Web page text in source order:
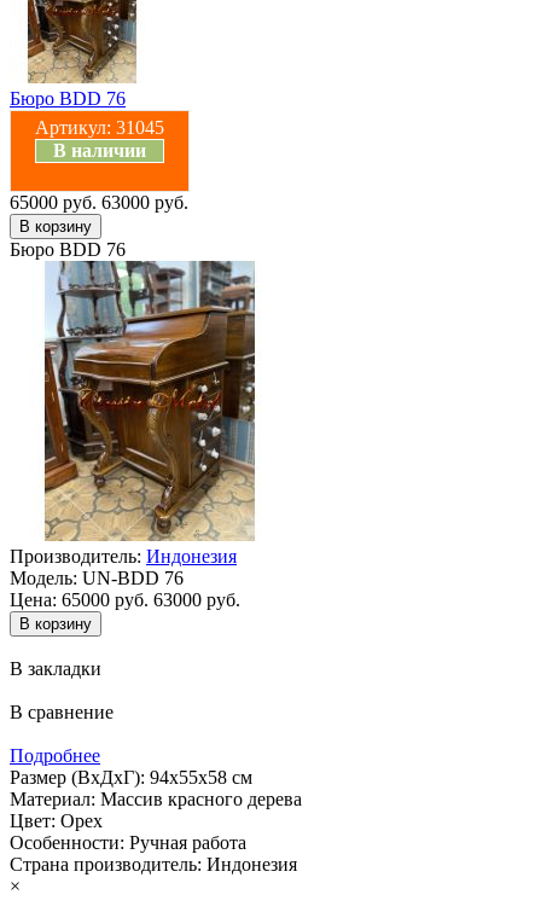
Бюро BDD 76
Артикул: 31045
В наличии
65000 руб. 63000 руб.
Бюро BDD 76
Производитель: Индонезия
Модель: UN-BDD 76
Цена: 65000 руб. 63000 руб.
В закладки
В сравнение
Подробнее
Размер (ВхДхГ): 94х55х58 см
Материал: Массив красного дерева
Цвет: Орех
Особенности: Ручная работа
Страна производитель: Индонезия
×